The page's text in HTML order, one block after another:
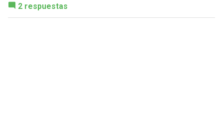
2 respuestas